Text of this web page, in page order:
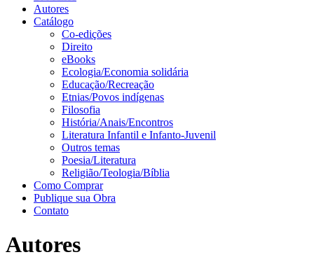
Autores
Catálogo
Co-edições
Direito
eBooks
Ecologia/Economia solidária
Educação/Recreação
Etnias/Povos indígenas
Filosofia
História/Anais/Encontros
Literatura Infantil e Infanto-Juvenil
Outros temas
Poesia/Literatura
Religião/Teologia/Bíblia
Como Comprar
Publique sua Obra
Contato
Autores